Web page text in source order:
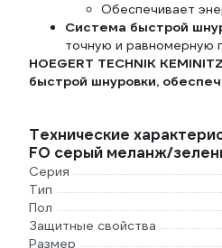
Обеспечивает
Система быстрой
точную и равномерную
HOEGERT TECHNIK
быстрой шнуровки,
Технические
FO серый меланж/
Серия
Тип
Пол
Защитные свойства
Размер